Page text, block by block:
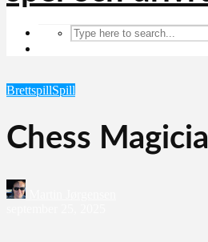
BrettspillSpill
Chess